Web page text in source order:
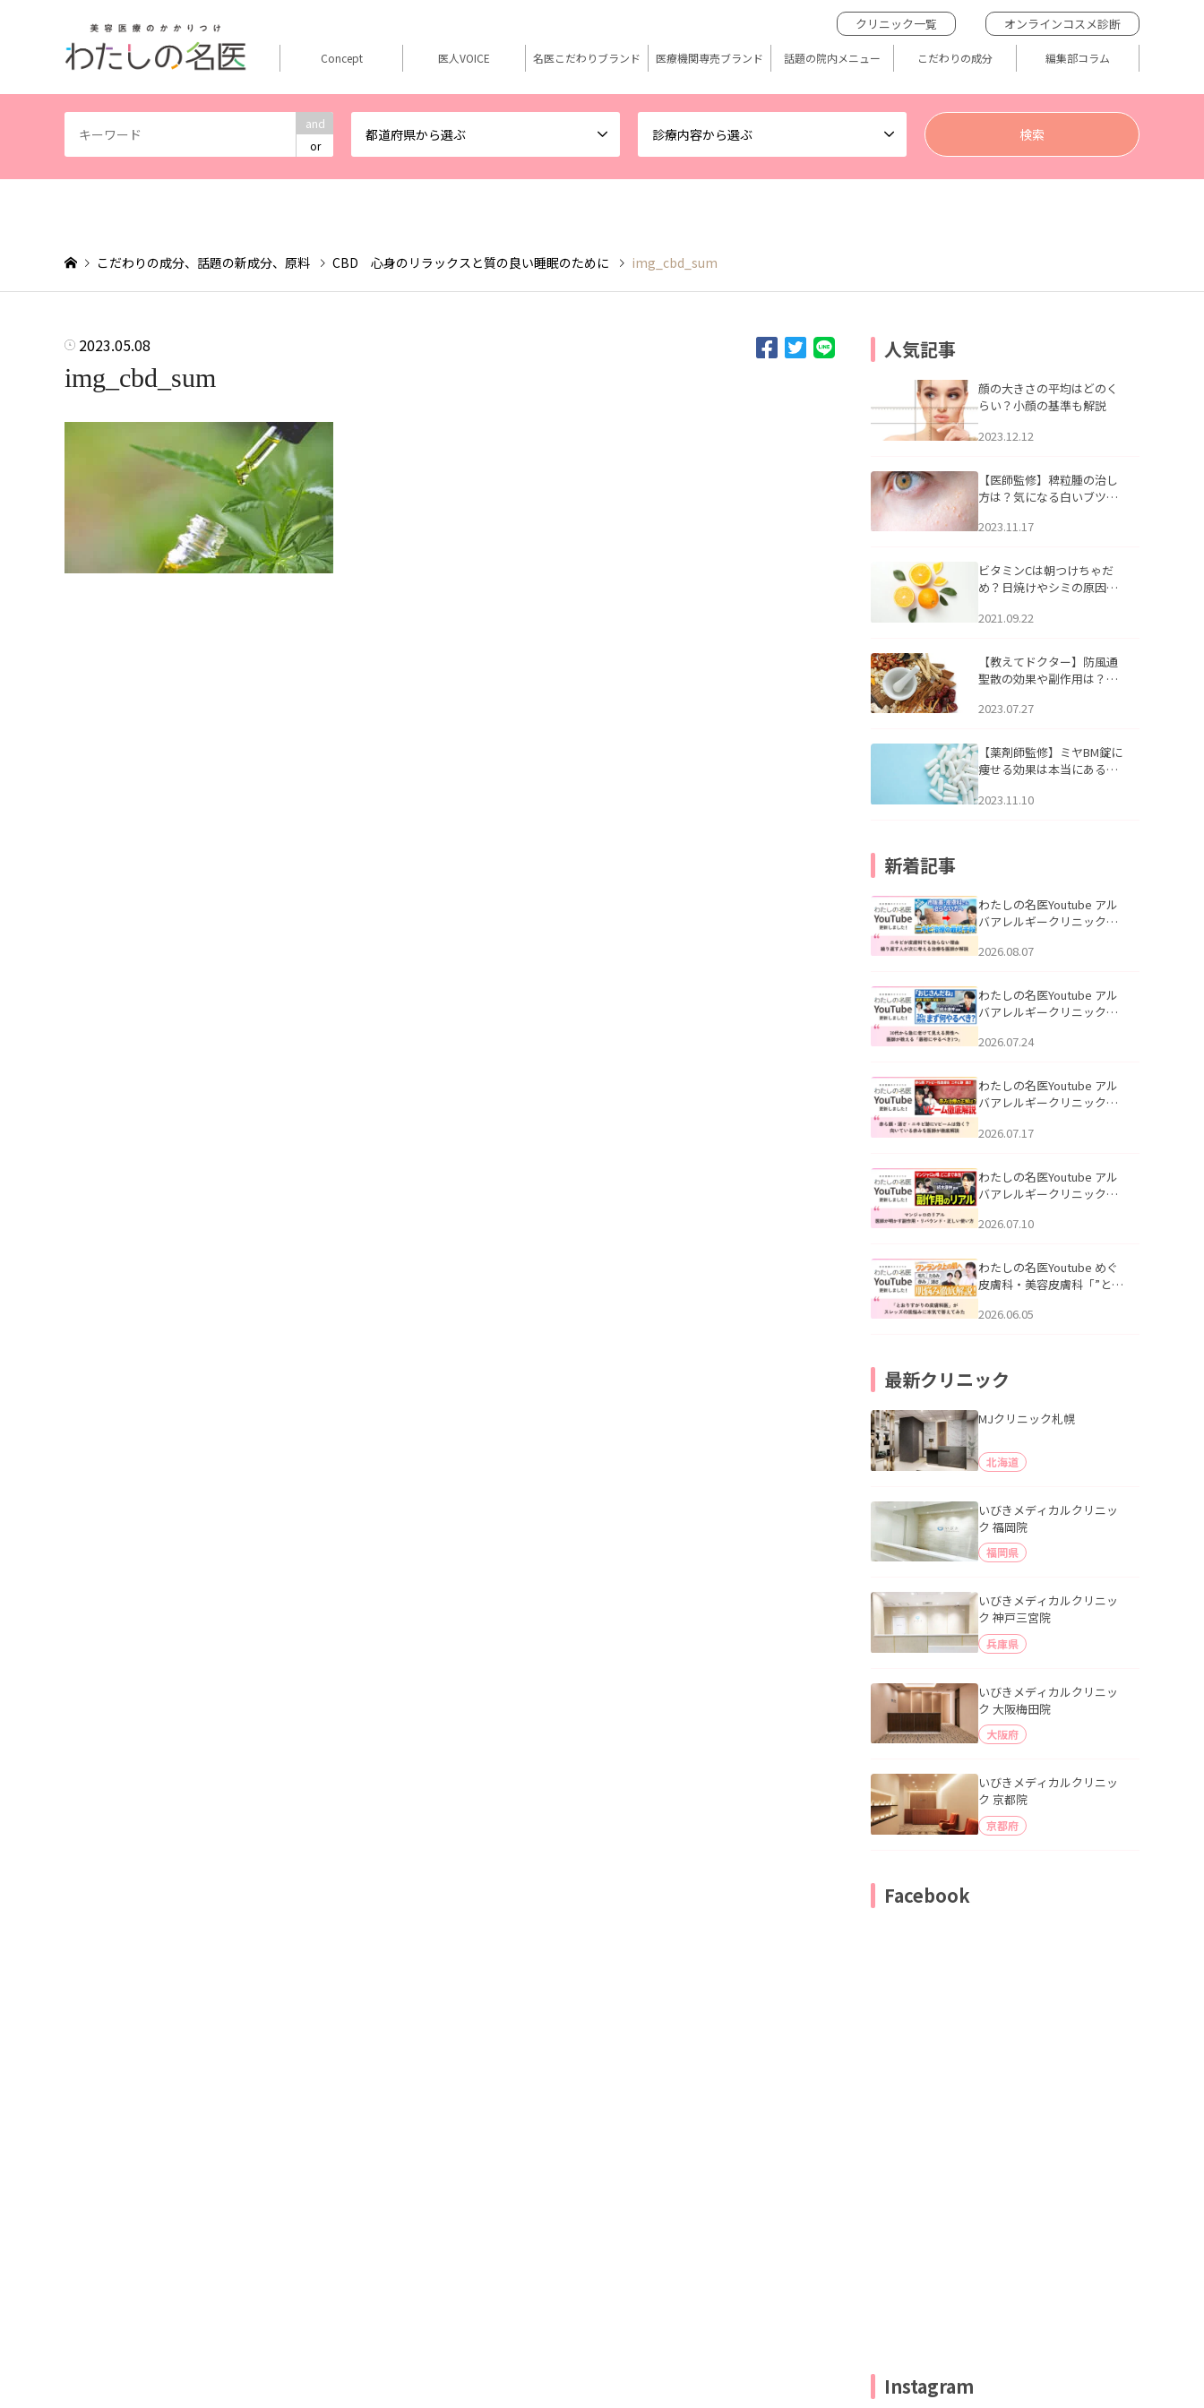
and
or
都道府県から選ぶ 診療内容から選ぶ
クリニック一覧 オンラインコスメ診断
Concept 医人VOICE 名医こだわりブランド 医療機関専売ブランド 話題の院内メニュー こだわりの成分 編集部コラム
こだわりの成分、話題の新成分、原料 CBD 心身のリラックスと質の良い睡眠のために img_cbd_sum
2023.05.08
img_cbd_sum
人気記事
顔の大きさの平均はどのく
らい？小顔の基準も解説
2023.12.12
【医師監修】稗粒腫の治し
方は？気になる白いブツブ
アについて
2023.11.17
ビタミンCは朝つけちゃだ
め？日焼けやシミの原因に
2021.09.22
【教えてドクター】防風通
聖散の効果や副作用は？長
2023.07.27
【薬剤師監修】ミヤBM錠に
痩せる効果は本当にある
2023.11.10
新着記事
わたしの名医Youtube アル
バアレルギークリニック札
らない理由｜繰り返す人が
説」を公開いたしました。
2026.08.07
わたしの名医Youtube アル
バアレルギークリニック札
える男性へ｜医師が教える
公開いたしました。
2026.07.24
わたしの名医Youtube アル
バアレルギークリニック札
跡にVビームは効く？向いて
説」を公開いたしました。
2026.07.17
わたしの名医Youtube アル
バアレルギークリニック札
医師が明かす副作用・リバ
公開いたしました。
2026.07.10
わたしの名医Youtube めぐ
皮膚科・美容皮膚科「”とお
ッズの肌悩みに本気で答え
2026.06.05
最新クリニック
MJクリニック札幌
北海道
いびきメディカルクリニッ
ク 福岡院
福岡県
いびきメディカルクリニッ
ク 神戸三宮院
兵庫県
いびきメディカルクリニッ
ク 大阪梅田院
大阪府
いびきメディカルクリニッ
ク 京都院
京都府
Facebook
Instagram